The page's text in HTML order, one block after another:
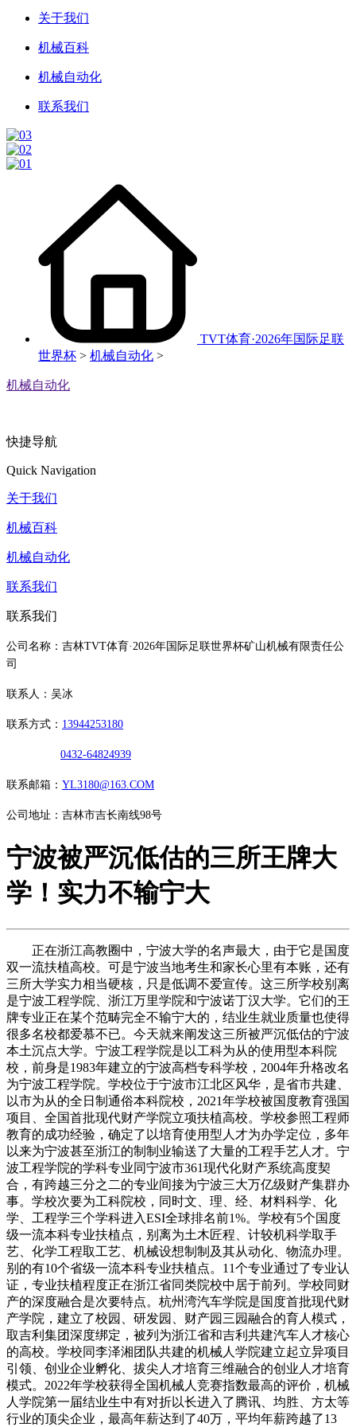
关于我们
机械百科
机械自动化
联系我们
TVT体育·2026年国际足联
世界杯 > 机械自动化 >
机械自动化
快捷导航
Quick Navigation
关于我们
机械百科
机械自动化
联系我们
联系我们
公司名称：吉林TVT体育·2026年国际足联世界杯矿山机械有限责任公
司
联系人：吴冰
联系方式： 13944253180
0432-64824939
联系邮箱： YL3180@163.COM
公司地址：吉林市吉长南线98号
宁波被严沉低估的三所王牌大
学！实力不输宁大
正在浙江高教圈中，宁波大学的名声最大，由于它是国度
双一流扶植高校。可是宁波当地考生和家长心里有本账，还有
三所大学实力相当硬核，只是低调不爱宣传。这三所学校别离
是宁波工程学院、浙江万里学院和宁波诺丁汉大学。它们的王
牌专业正在某个范畴完全不输宁大的，结业生就业质量也使得
很多名校都爱慕不已。今天就来阐发这三所被严沉低估的宁波
本土沉点大学。宁波工程学院是以工科为从的使用型本科院
校，前身是1983年建立的宁波高档专科学校，2004年升格改名
为宁波工程学院。学校位于宁波市江北区风华，是省市共建、
以市为从的全日制通俗本科院校，2021年学校被国度教育强国
项目、全国首批现代财产学院立项扶植高校。学校参照工程师
教育的成功经验，确定了以培育使用型人才为办学定位，多年
以来为宁波甚至浙江的制制业输送了大量的工程手艺人才。宁
波工程学院的学科专业同宁波市361现代化财产系统高度契
合，有跨越三分之二的专业间接为宁波三大万亿级财产集群办
事。学校次要为工科院校，同时文、理、经、材料科学、化
学、工程学三个学科进入ESI全球排名前1%。学校有5个国度
级一流本科专业扶植点，别离为土木匠程、计较机科学取手
艺、化学工程取工艺、机械设想制制及其从动化、物流办理。
别的有10个省级一流本科专业扶植点。11个专业通过了专业认
证，专业扶植程度正在浙江省同类院校中居于前列。学校同财
产的深度融合是次要特点。杭州湾汽车学院是国度首批现代财
产学院，建立了校园、研发园、财产园三园融合的育人模式，
取吉利集团深度绑定，被列为浙江省和吉利共建汽车人才核心
的高校。学校同李泽湘团队共建的机械人学院建立起立异项目
引领、创业企业孵化、拔尖人才培育三维融合的创业人才培育
模式。2022年学校获得全国机械人竞赛指数最高的评价，机械
人学院第一届结业生中有对折以长进入了腾讯、均胜、方太等
行业的顶尖企业，最高年薪达到了40万，平均年薪跨越了13